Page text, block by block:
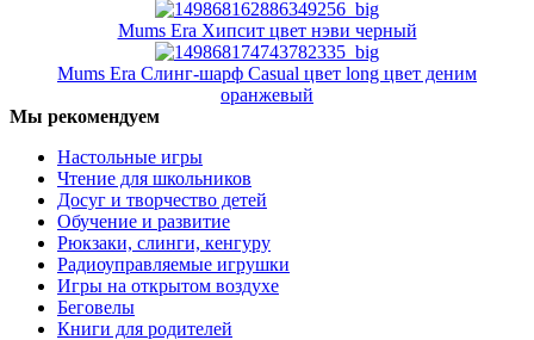
Mums Era Хипсит цвет нэви черный
Mums Era Слинг-шарф Casual цвет long цвет деним
оранжевый
Мы рекомендуем
Настольные игры
Чтение для школьников
Досуг и творчество детей
Обучение и развитие
Рюкзаки, слинги, кенгуру
Радиоуправляемые игрушки
Игры на открытом воздухе
Беговелы
Книги для родителей